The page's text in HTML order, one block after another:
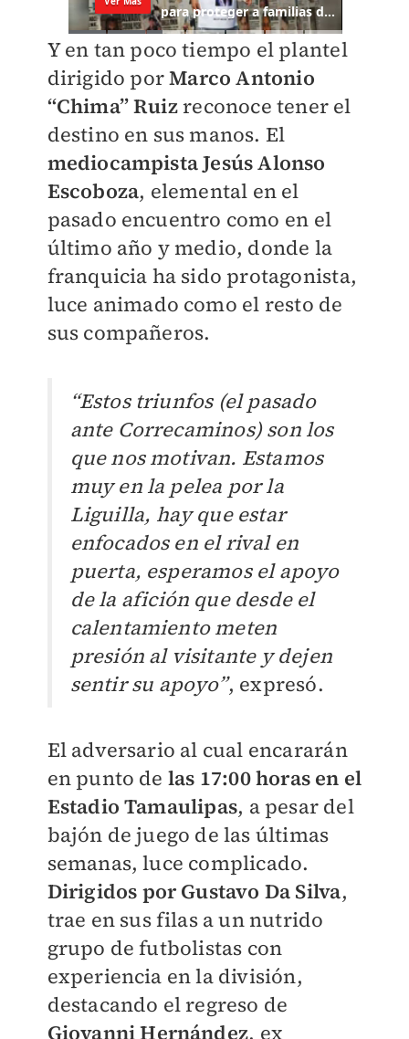
Y en tan poco tiempo el plantel
dirigido porMarco Antonio
“Chima” Ruizreconoce tener el
destino en sus manos. El
mediocampista Jesús Alonso
Escoboza, elemental en el
pasado encuentro como en el
último año y medio, donde la
franquicia ha sido protagonista,
luce animado como el resto de
sus compañeros.
“Estos triunfos (el pasado
ante Correcaminos) son los
que nos motivan. Estamos
muy en la pelea por la
Liguilla, hay que estar
enfocados en el rival en
puerta, esperamos el apoyo
de la afición que desde el
calentamiento meten
presión al visitante y dejen
sentir su apoyo”, expresó.
El adversario al cual encararán
en punto de las 17:00 horas en el
Estadio Tamaulipas, a pesar del
bajón de juego de las últimas
semanas, luce complicado.
Dirigidos por Gustavo Da Silva,
trae en sus filas a un nutrido
grupo de futbolistas con
experiencia en la división,
destacando el regreso de
Giovanni Hernández, ex